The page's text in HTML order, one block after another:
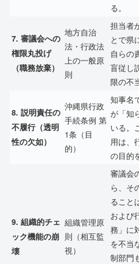
る。
7. 審議会への
権限丸投げ
（職務放棄）
地方自治
法・行政法
上の一般原
則
担当者
とで県
自らの
盲従し
限の不
8. 説明責任の
不履行（透明
性の欠如）
沖縄県行政
手続条例 第
1条（目
的）
知事名
が「知
いる。
用は、
の目的
9. 組織的チェ
ック機能の崩
壊
組織管理原
則（相互監
視）
審議会
ら、そ
ること
および
務」に
を不当
制部門